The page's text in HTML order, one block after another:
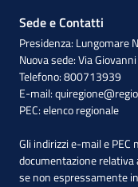
Sede e Contatti
Presidenza: Lungomare
Nuova sede: Via
Telefono: 800713939
E-mail:
PEC:elenco regionale
Gli indirizzi e-mail e
documentazione relativa
se non espressamente